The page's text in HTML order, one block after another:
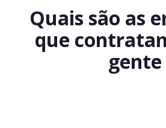
Quais são as
que
gente